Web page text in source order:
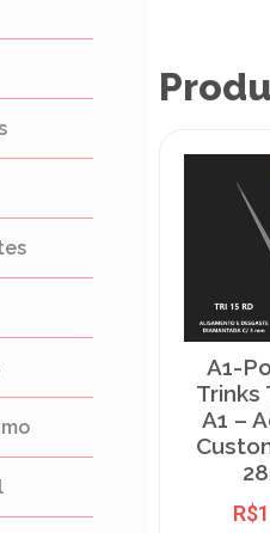
A1-
Trinks
A1 –
R$